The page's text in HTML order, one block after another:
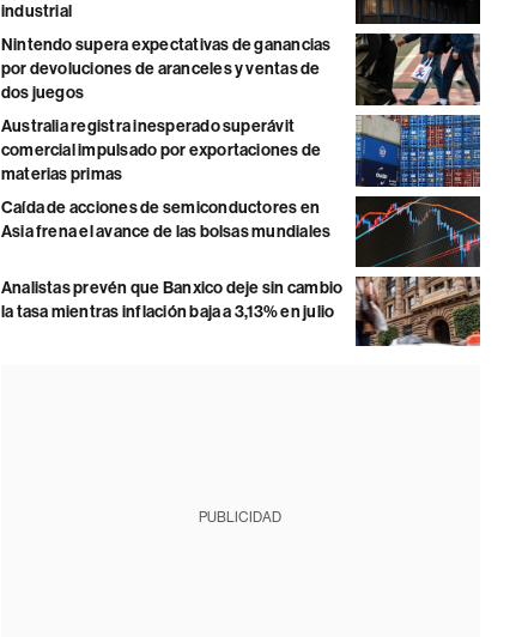
industrial
Nintendo supera expectativas de ganancias
por devoluciones de aranceles y ventas de
dos juegos
Australia registra inesperado superávit
comercial impulsado por exportaciones de
materias primas
Caída de acciones de semiconductores en
Asia frena el avance de las bolsas mundiales
Analistas prevén que Banxico deje sin cambio
la tasa mientras inflación baja a 3,13% en julio
PUBLICIDAD